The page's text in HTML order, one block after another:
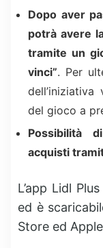
Dopo aver
potrà avere
tramite un
vinci”. Per
del gioco a
Possibilità
acquisti
L’app Lidl
ed è
Store ed